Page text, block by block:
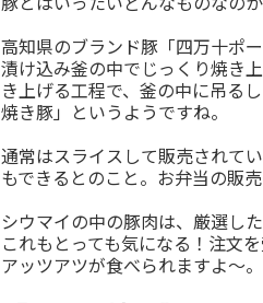
高知県のブランド豚「四万十ポ
漬け込み釜の中でじっくり焼き
き上げる工程で、釜の中に吊る
焼き豚」というようですね。
通常はスライスして販売されて
もできるとのこと。お弁当の販売
シウマイの中の豚肉は、厳選し
これもとっても気になる！注文
アッツアツが食べられますよ～。